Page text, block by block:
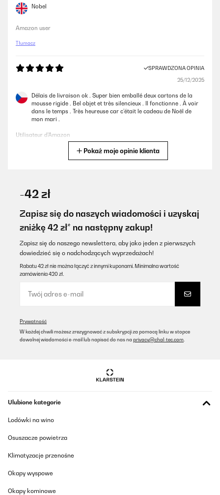
Nobel
Amazon user
Tłumacz
SPRAWDZONA OPINIA
25/12/2025
Délais de livraison ok . Super bien emballé deux cartons de la
mousse rigide . Bel objet et très silencieux . Il fonctionne . À voir
dans le temps . Très heureuse car c’était le cadeau de Noël de
mon mari .
Utilisateur d'Amazon
Amazon-Benutzer
SPRAWDZONA OPINIA
Sehr gutes Gerät
arrivato in tempo, molto buono, solo qualche rotore un po’
rotore 1 in alto a sinistra, rotore 6 in basso a destra, ma non e’
per ogni rotore, dato che ho orologi differenti con necessita’
Tłumacz
Pokaż moje opinie klienta
-42 zł
Zapisz się do naszych wiadomości i uzyskaj
zniżkę 42 zł* na następny zakup!
Zapisz się do naszego newslettera, aby jako jeden z pierwszych
dowiedzieć się o nadchodzących wyprzedażach!
Rabatu 42 zł nie można łączyć z innymi kuponami. Minimalna wartość
zamówienia 420 zł.
Prywatność
W każdej chwili możesz zrezygnować z subskrypcji za pomocą linku w stopce
dowolnej wiadomości e-mail lub napisać do nas na privacy@chal-tec.com
Ulubione kategorie
Lodówki na wino
Osuszacze powietrza
Klimatyzacje przenośne
Okapy wyspowe
Okapy kominowe